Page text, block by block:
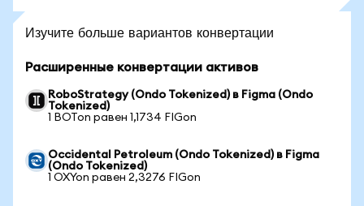
Изучите больше вариантов конвертации
Расширенные конвертации активов
RoboStrategy (Ondo Tokenized) в Figma (Ondo
Tokenized)
1 BOTon равен 1,1734 FIGon
Occidental Petroleum (Ondo Tokenized) в Figma
(Ondo Tokenized)
1 OXYon равен 2,3276 FIGon